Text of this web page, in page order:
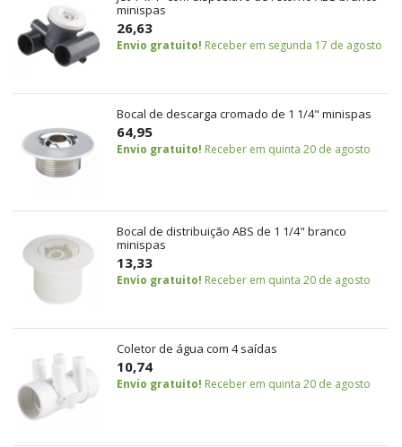
minispas
26,63
Envio gratuito! Receber em segunda 17 de agosto
Bocal de descarga cromado de 1 1/4" minispas
64,95
Envio gratuito! Receber em quinta 20 de agosto
Bocal de distribuição ABS de 1 1/4" branco
minispas
13,33
Envio gratuito! Receber em quinta 20 de agosto
Coletor de água com 4 saídas
10,74
Envio gratuito! Receber em quinta 20 de agosto